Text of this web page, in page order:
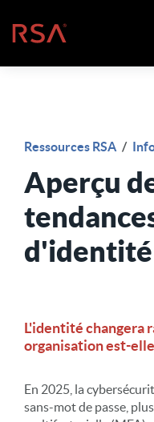
Accueil
Ressources RSA /
Aperçu
L'identité changera
organisation est-
En 2025, la
sans-mot de passe,